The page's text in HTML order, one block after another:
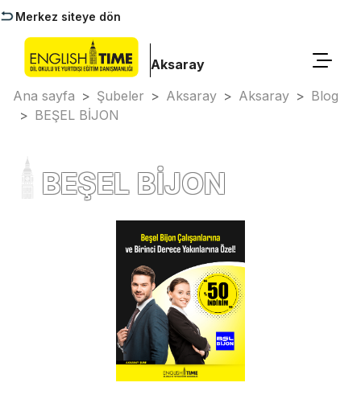
Merkez siteye dön
Aksaray
Ana sayfa > Şubeler > Aksaray > Aksaray > Blog
> BEŞEL BİJON
BEŞEL BİJON